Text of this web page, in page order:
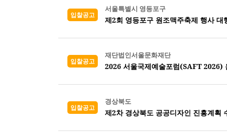
입찰공고
서울특별시 영등포구
제2회 영등포구 원조맥주축제 행사 대
입찰공고
재단법인서울문화재단
2026 서울국제예술포럼(SAFT 2026)
입찰공고
경상북도
제2차 경상북도 공공디자인 진흥계획